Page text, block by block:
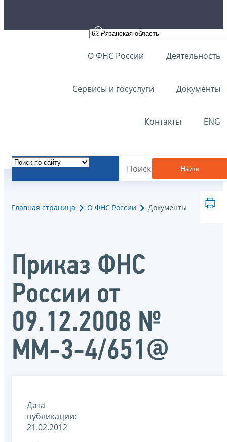
О ФНС России Деятельность
Сервисы и госуслуги Документы
Контакты ENG
Найти
Главная страница О ФНС России Документы
Приказ ФНС
России от
09.12.2008 №
ММ-3-4/651@
Дата
публикации:
21.02.2012